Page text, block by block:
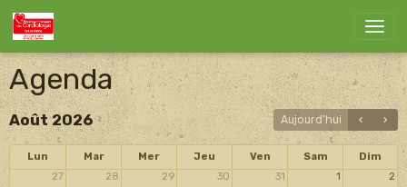
Agenda
Août 2026 Aujourd'hui
Lun Mar Mer Jeu Ven Sam
Dim
27
28 29 30 31 1 2